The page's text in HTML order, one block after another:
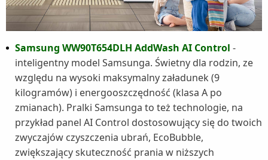
Samsung WW90T654DLH AddWash AI Control -
inteligentny model Samsunga. Świetny dla rodzin, ze
względu na wysoki maksymalny załadunek (9
kilogramów) i energooszczędność (klasa A po
zmianach). Pralki Samsunga to też technologie, na
przykład panel AI Control dostosowujący się do twoich
zwyczajów czyszczenia ubrań, EcoBubble,
zwiększający skuteczność prania w niższych